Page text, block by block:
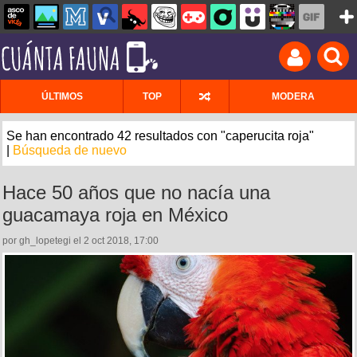
ÚLTIMOS TOP MODERA
Se han encontrado 42 resultados con "caperucita roja"
Búsqueda de nuevo
Hace 50 años que no nacía una
guacamaya roja en México
por gh_lopetegi el 2 oct 2018, 17:00